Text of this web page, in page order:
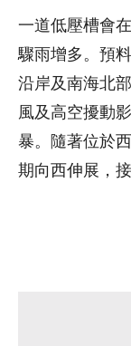
一道低壓槽會
驟雨增多。預
沿岸及南海北
風及高空擾動
暴。隨著位於
期向西伸展，